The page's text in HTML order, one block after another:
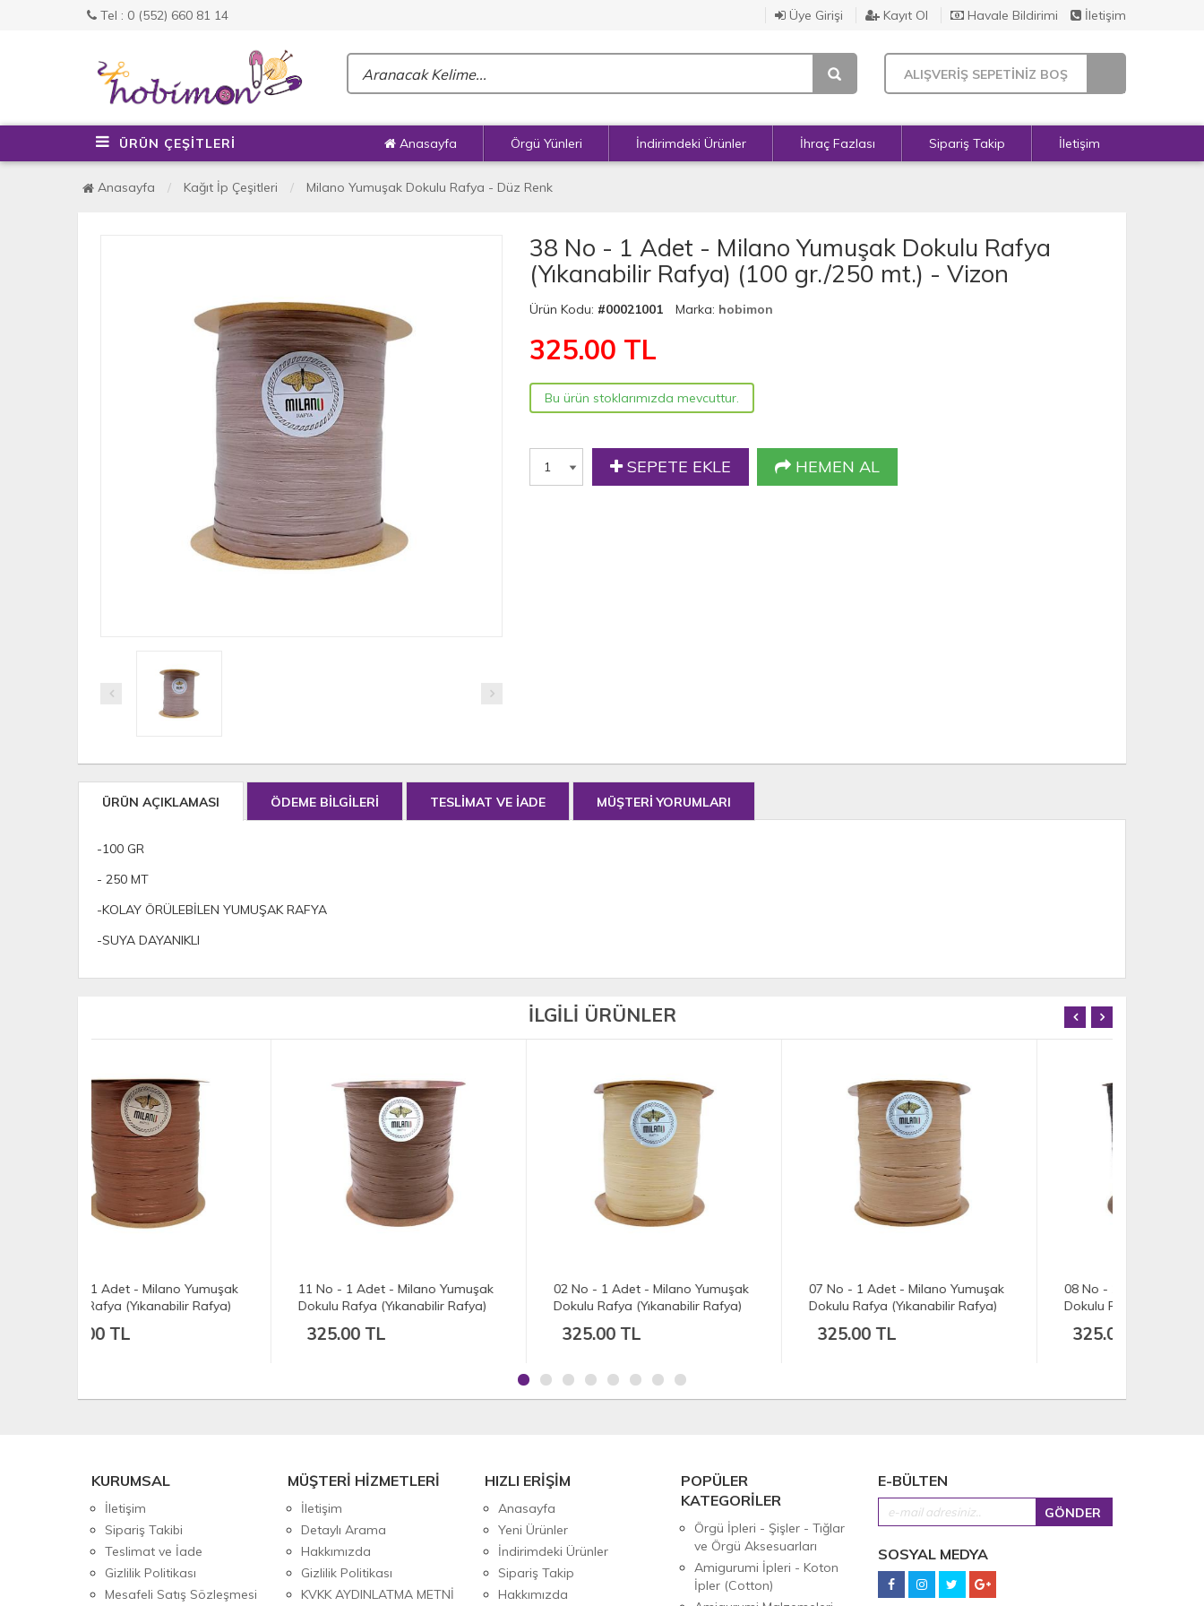
Tel : 0 (552) 660 81 14 Üye Girişi Kayıt Ol Havale Bildirimi İletişim
ALIŞVERİŞ SEPETİNİZ BOŞ
ÜRÜN ÇEŞİTLERİ Anasayfa Örgü Yünleri İndirimdeki Ürünler İhraç Fazlası Sipariş Takip İletişim
Anasayfa Kağıt İp Çeşitleri Milano Yumuşak Dokulu Rafya - Düz Renk
38 No - 1 Adet - Milano Yumuşak Dokulu Rafya
(Yıkanabilir Rafya) (100 gr./250 mt.) - Vizon
Ürün Kodu: #00021001 Marka: hobimon
325.00 TL
Bu ürün stoklarımızda mevcuttur.
SEPETE EKLE HEMEN AL
ÜRÜN AÇIKLAMASI ÖDEME BİLGİLERİ TESLİMAT VE İADE MÜŞTERİ YORUMLARI
-100 GR
- 250 MT
-KOLAY ÖRÜLEBİLEN YUMUŞAK RAFYA
-SUYA DAYANIKLI
İLGİLİ ÜRÜNLER
11 No - 1 Adet - Milano Yumuşak
Dokulu Rafya (Yıkanabilir Rafya)
325.00 TL
02 No - 1 Adet - Milano Yumuşak
Dokulu Rafya (Yıkanabilir Rafya)
325.00 TL
07 No - 1 Adet - Milano Yumuşak
Dokulu Rafya (Yıkanabilir Rafya)
325.00 TL
08 No - 1 Adet - Milano Yumuşak
Dokulu Rafya (Yıkanabilir Rafya)
325.00 TL
KURUMSAL
İletişim
Sipariş Takibi
Teslimat ve İade
Gizlilik Politikası
Mesafeli Satış Sözleşmesi
MÜŞTERİ HİZMETLERİ
İletişim
Detaylı Arama
Hakkımızda
Gizlilik Politikası
KVKK AYDINLATMA METNİ
HIZLI ERİŞİM
Anasayfa
Yeni Ürünler
İndirimdeki Ürünler
Sipariş Takip
Hakkımızda
POPÜLER
KATEGORİLER
Örgü İpleri - Şişler - Tığlar
ve Örgü Aksesuarları
Amigurumi İpleri - Koton
İpler (Cotton)
E-BÜLTEN
SOSYAL MEDYA